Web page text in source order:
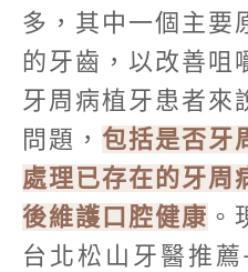
多，其中一個主要
的牙齒，以改善咀
牙周病植牙患者來
問題， 包括是否牙
處理已存在的牙周
後維護口腔健康 。
台北松山牙醫推